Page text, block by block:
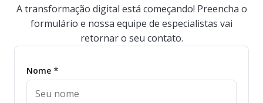
A transformação digital está começando! Preencha o
formulário e nossa equipe de especialistas vai
retornar o seu contato.
Nome *